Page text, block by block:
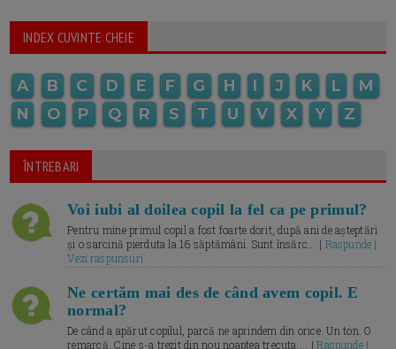
INDEX CUVINTE CHEIE
A B C D E F G H I J K L
M
N
O P Q R S T U V X Y Z
ÎNTREBARI
Voi iubi al doilea copil la fel ca pe primul?
Pentru mine primul copil a fost foarte dorit, după ani de așteptări
și o sarcină pierduta la 16 săptămâni. Sunt însărc... | Raspunde |
Vezi raspunsuri
Ne certăm mai des de când avem copil. E
normal?
De când a apărut copilul, parcă ne aprindem din orice. Un ton. O
remarcă. Cine s-a trezit din nou noaptea trecuta.... |Raspunde |